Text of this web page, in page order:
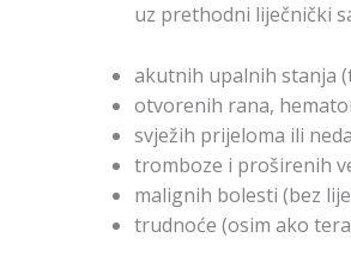
uz prethodni liječnički
akutnih upalnih stanja
otvorenih rana,
svježih prijeloma ili
tromboze i proširenih
malignih bolesti (bez
trudnoće (osim ako